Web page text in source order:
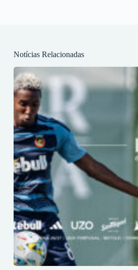
Notícias Relacionadas